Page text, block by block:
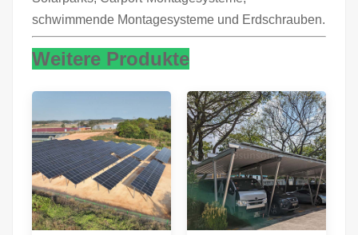
schwimmende Montagesysteme und Erdschrauben.
Weitere Produkte